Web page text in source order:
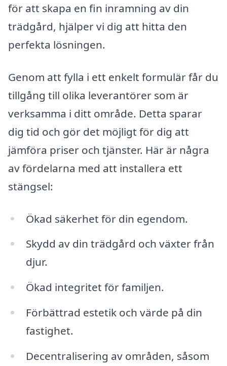
för att skapa en fin inramning av din
trädgård, hjälper vi dig att hitta den
perfekta lösningen.
Genom att fylla i ett enkelt formulär får du
tillgång till olika leverantörer som är
verksamma i ditt område. Detta sparar
dig tid och gör det möjligt för dig att
jämföra priser och tjänster. Här är några
av fördelarna med att installera ett
stängsel:
Ökad säkerhet för din egendom.
Skydd av din trädgård och växter från
djur.
Ökad integritet för familjen.
Förbättrad estetik och värde på din
fastighet.
Decentralisering av områden, såsom